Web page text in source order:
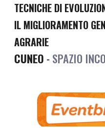
TECNICHE DI
IL MIGLIORAMENTO
AGRARIE
CUNEO - SPAZIO